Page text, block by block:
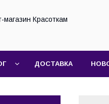
магазин Красоткам
ДОСТАВКА